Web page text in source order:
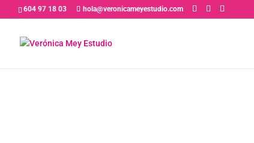
604 97 18 03 hola@veronicameyestudio.com